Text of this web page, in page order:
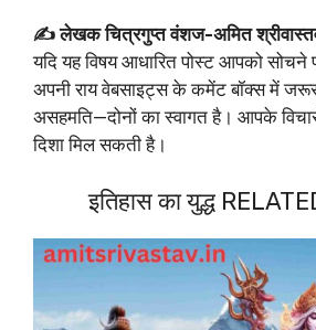
✍️ लेखक चित्रगुप्त वंशज-अमित श्रीवास्तव
यदि यह विषय आधारित पोस्ट आपको सोचने
अपनी राय वेबसाइट्स के कमेंट बॉक्स में
असहमति—दोनों का स्वागत है। आपके
दिशा मिल सकती है।
इतिहास का युद्ध